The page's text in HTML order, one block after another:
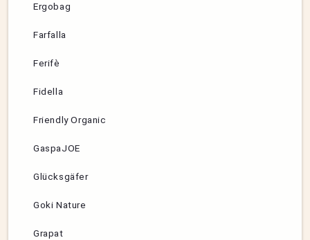
Ergobag
Farfalla
Ferifè
Fidella
Friendly Organic
GaspaJOE
Glücksgäfer
Goki Nature
Grapat